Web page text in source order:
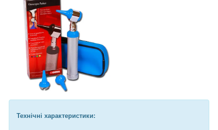
Технічні характеристики: